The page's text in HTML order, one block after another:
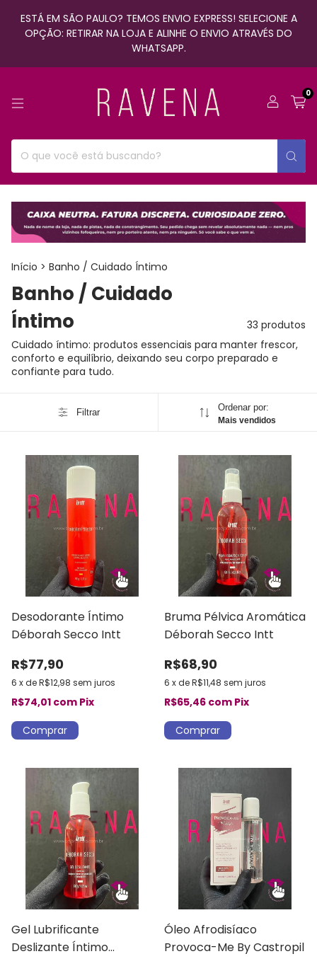
ESTÁ EM SÃO PAULO? TEMOS ENVIO EXPRESS! SELECIONE A
OPÇÃO: RETIRAR NA LOJA E ALINHE O ENVIO ATRAVÉS DO
WHATSAPP.
0
Início > Banho / Cuidado Íntimo
Banho / Cuidado
Íntimo
33 produtos
Cuidado íntimo: produtos essenciais para manter frescor,
conforto e equilíbrio, deixando seu corpo preparado e
confiante para tudo.
Filtrar Ordenar por:
Mais vendidos
Desodorante Íntimo
Déborah Secco Intt
R$77,90
6 xdeR$12,98 sem juros
R$74,01 com Pix
Bruma Pélvica Aromática
Déborah Secco Intt
R$68,90
6 xdeR$11,48 sem juros
R$65,46 com Pix
Gel Lubrificante
Deslizante Íntimo
Óleo Afrodisíaco
Provoca-Me By Castropil